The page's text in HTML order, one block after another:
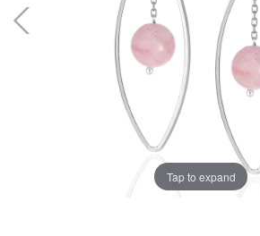
Tap to expand